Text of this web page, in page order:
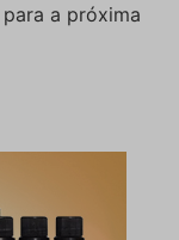
a próxima